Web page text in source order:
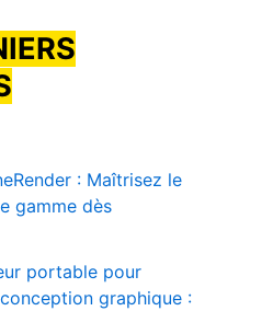
: Maîtrisez le
gamme dès
portable pour
graphique :